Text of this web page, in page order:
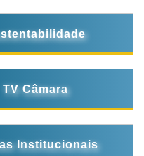
TV Câmara
Institucionais